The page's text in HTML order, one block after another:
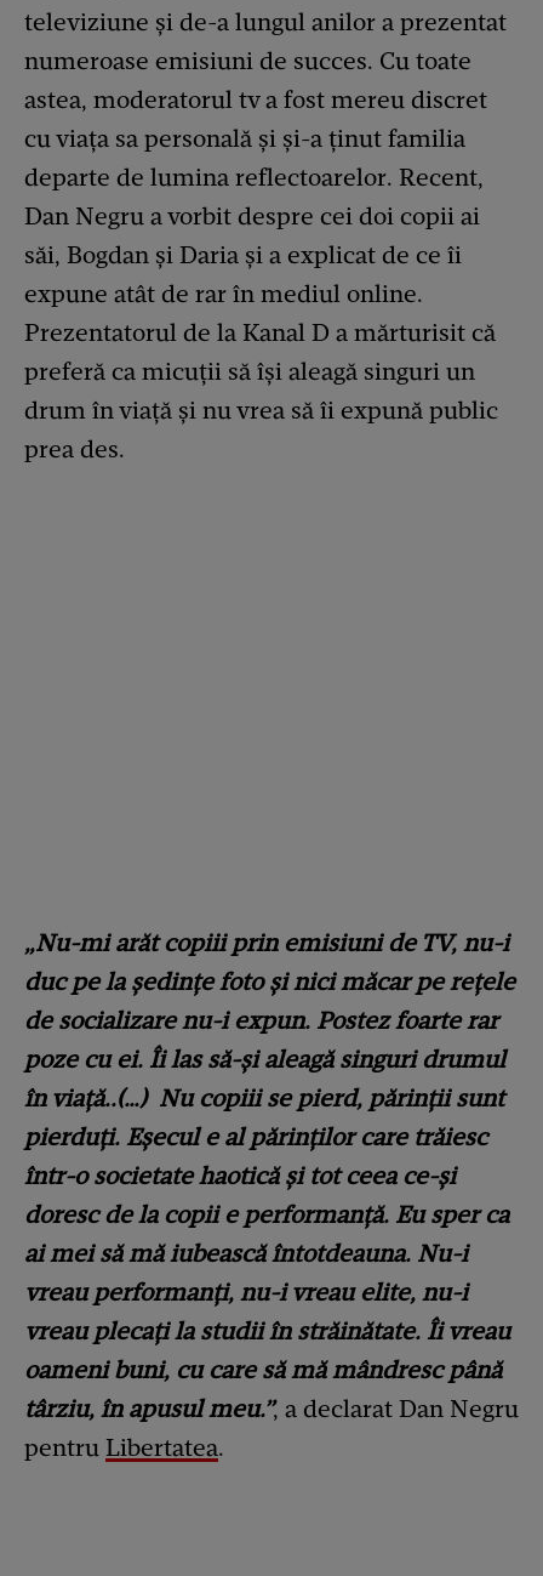
televiziune și de-a lungul anilor a prezentat
numeroase emisiuni de succes. Cu toate
astea, moderatorul tv a fost mereu discret
cu viața sa personală și și-a ținut familia
departe de lumina reflectoarelor. Recent,
Dan Negru a vorbit despre cei doi copii ai
săi, Bogdan și Daria și a explicat de ce îi
expune atât de rar în mediul online.
Prezentatorul de la Kanal D a mărturisit că
preferă ca micuții să își aleagă singuri un
drum în viață și nu vrea să îi expună public
prea des.
„Nu-mi arăt copiii prin emisiuni de TV, nu-i
duc pe la ședințe foto și nici măcar pe rețele
de socializare nu-i expun. Postez foarte rar
poze cu ei. Îi las să-și aleagă singuri drumul
în viață..(…) Nu copiii se pierd, părinții sunt
pierduți. Eșecul e al părinților care trăiesc
într-o societate haotică și tot ceea ce-și
doresc de la copii e performanță. Eu sper ca
ai mei să mă iubească întotdeauna. Nu-i
vreau performanți, nu-i vreau elite, nu-i
vreau plecați la studii în străinătate. Îi vreau
oameni buni, cu care să mă mândresc până
târziu, în apusul meu.”, a declarat Dan Negru
pentru Libertatea.